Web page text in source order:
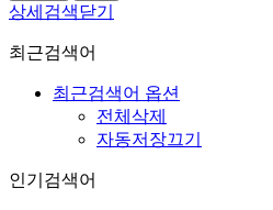
상세검색닫기
최근검색어
최근검색어 옵션
전체삭제
자동저장끄기
인기검색어